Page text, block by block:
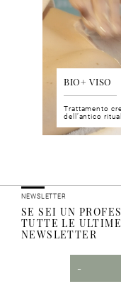
BIO+ VISO
Trattamento
dell’antico
NEWSLETTER
SE SEI UN
TUTTE LE
NEWSLETTER